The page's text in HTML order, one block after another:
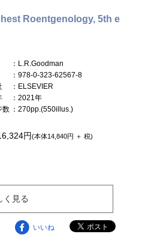
Roentgenology, 5th e
：L.R.Goodman
：978-0-323-62567-8
：ELSEVIER
：2021年
数 ：270pp.(550illus.)
円(本体14,840円 ＋ 税)
く見る
いいね